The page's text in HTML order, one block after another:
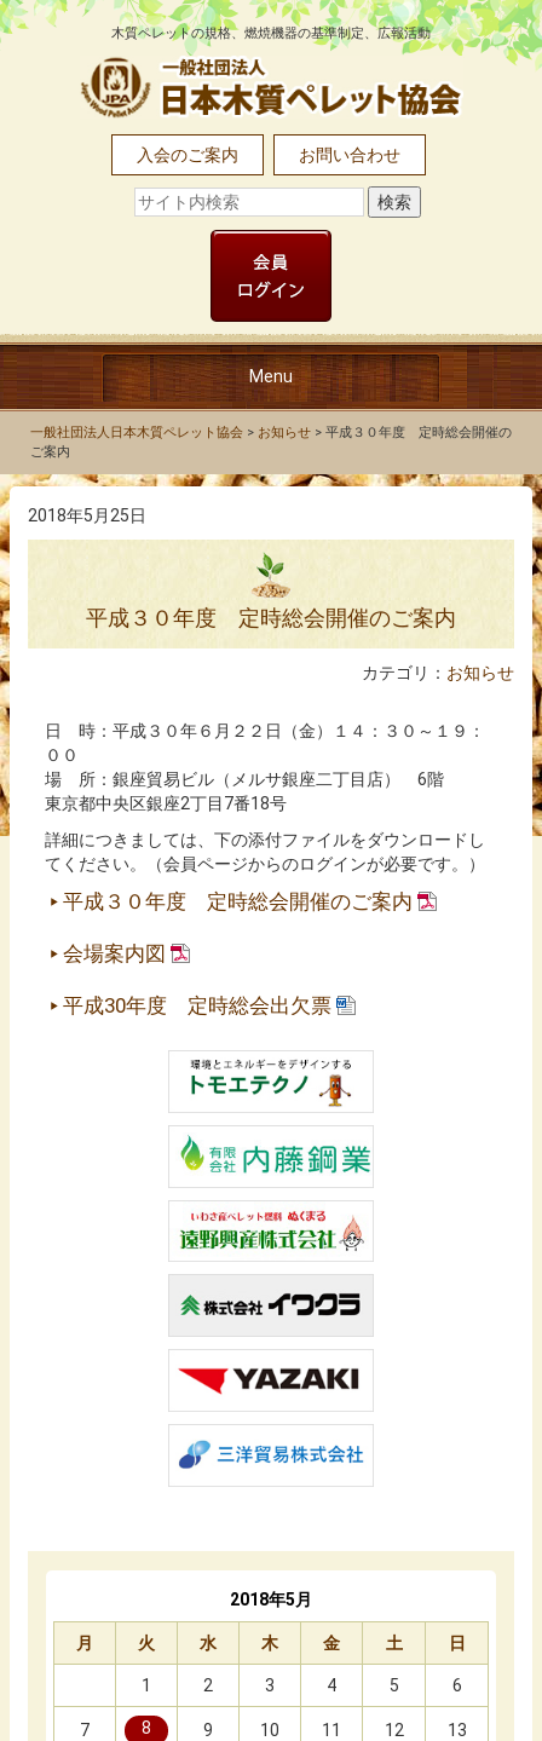
木質ペレットの規格、燃焼機器の基準制定、広報活動
入会のご案内 お問い合わせ
Menu
TOP
協会について
木質ペレットとは
木質ペレット燃料JAS0030品質規格
一般社団法人日本木質ペレット協会 > お知らせ > 平成３０年度 定時総会開催の
ご案内
2018年5月25日
平成３０年度 定時総会開催のご案内
カテゴリ： お知らせ
日 時：平成３０年６月２２日（金）１４：３０～１９：
００
場 所：銀座貿易ビル（メルサ銀座二丁目店） 6階
東京都中央区銀座2丁目7番18号
詳細につきましては、下の添付ファイルをダウンロードし
てください。（会員ページからのログインが必要です。）
平成３０年度 定時総会開催のご案内
会場案内図
平成30年度 定時総会出欠票
2018年5月
月 火 水 木 金 土 日
1 2 3 4 5 6
7 8 9 10 11 12 13